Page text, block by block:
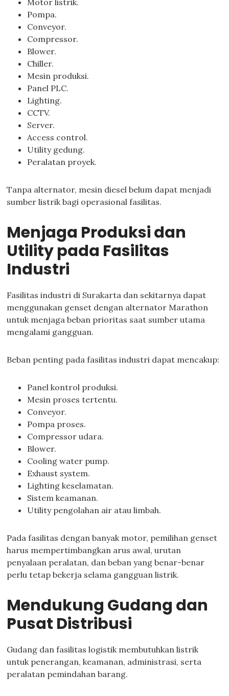
Motor listrik.
Pompa.
Conveyor.
Compressor.
Blower.
Chiller.
Mesin produksi.
Panel PLC.
Lighting.
CCTV.
Server.
Access control.
Utility gedung.
Peralatan proyek.
Tanpa alternator, mesin diesel belum dapat menjadi
sumber listrik bagi operasional fasilitas.
Menjaga Produksi dan
Utility pada Fasilitas
Industri
Fasilitas industri di Surakarta dan sekitarnya dapat
menggunakan genset dengan alternator Marathon
untuk menjaga beban prioritas saat sumber utama
mengalami gangguan.
Beban penting pada fasilitas industri dapat mencakup:
Panel kontrol produksi.
Mesin proses tertentu.
Conveyor.
Pompa proses.
Compressor udara.
Blower.
Cooling water pump.
Exhaust system.
Lighting keselamatan.
Sistem keamanan.
Utility pengolahan air atau limbah.
Pada fasilitas dengan banyak motor, pemilihan genset
harus mempertimbangkan arus awal, urutan
penyalaan peralatan, dan beban yang benar-benar
perlu tetap bekerja selama gangguan listrik.
Mendukung Gudang dan
Pusat Distribusi
Gudang dan fasilitas logistik membutuhkan listrik
untuk penerangan, keamanan, administrasi, serta
peralatan pemindahan barang.